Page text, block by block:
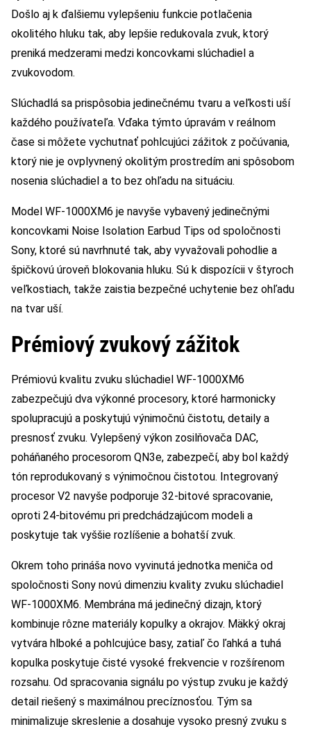
Došlo aj k ďalšiemu vylepšeniu funkcie potlačenia
okolitého hluku tak, aby lepšie redukovala zvuk, ktorý
preniká medzerami medzi koncovkami slúchadiel a
zvukovodom.
Slúchadlá sa prispôsobia jedinečnému tvaru a veľkosti uší
každého používateľa. Vďaka týmto úpravám v reálnom
čase si môžete vychutnať pohlcujúci zážitok z počúvania,
ktorý nie je ovplyvnený okolitým prostredím ani spôsobom
nosenia slúchadiel a to bez ohľadu na situáciu.
Model WF-1000XM6 je navyše vybavený jedinečnými
koncovkami Noise Isolation Earbud Tips od spoločnosti
Sony, ktoré sú navrhnuté tak, aby vyvažovali pohodlie a
špičkovú úroveň blokovania hluku. Sú k dispozícii v štyroch
veľkostiach, takže zaistia bezpečné uchytenie bez ohľadu
na tvar uší.
Prémiový zvukový zážitok
Prémiovú kvalitu zvuku slúchadiel WF-1000XM6
zabezpečujú dva výkonné procesory, ktoré harmonicky
spolupracujú a poskytujú výnimočnú čistotu, detaily a
presnosť zvuku. Vylepšený výkon zosilňovača DAC,
poháňaného procesorom QN3e, zabezpečí, aby bol každý
tón reprodukovaný s výnimočnou čistotou. Integrovaný
procesor V2 navyše podporuje 32-bitové spracovanie,
oproti 24-bitovému pri predchádzajúcom modeli a
poskytuje tak vyššie rozlíšenie a bohatší zvuk.
Okrem toho prináša novo vyvinutá jednotka meniča od
spoločnosti Sony novú dimenziu kvality zvuku slúchadiel
WF-1000XM6. Membrána má jedinečný dizajn, ktorý
kombinuje rôzne materiály kopulky a okrajov. Mäkký okraj
vytvára hlboké a pohlcujúce basy, zatiaľ čo ľahká a tuhá
kopulka poskytuje čisté vysoké frekvencie v rozšírenom
rozsahu. Od spracovania signálu po výstup zvuku je každý
detail riešený s maximálnou precíznosťou. Tým sa
minimalizuje skreslenie a dosahuje vysoko presný zvuku s